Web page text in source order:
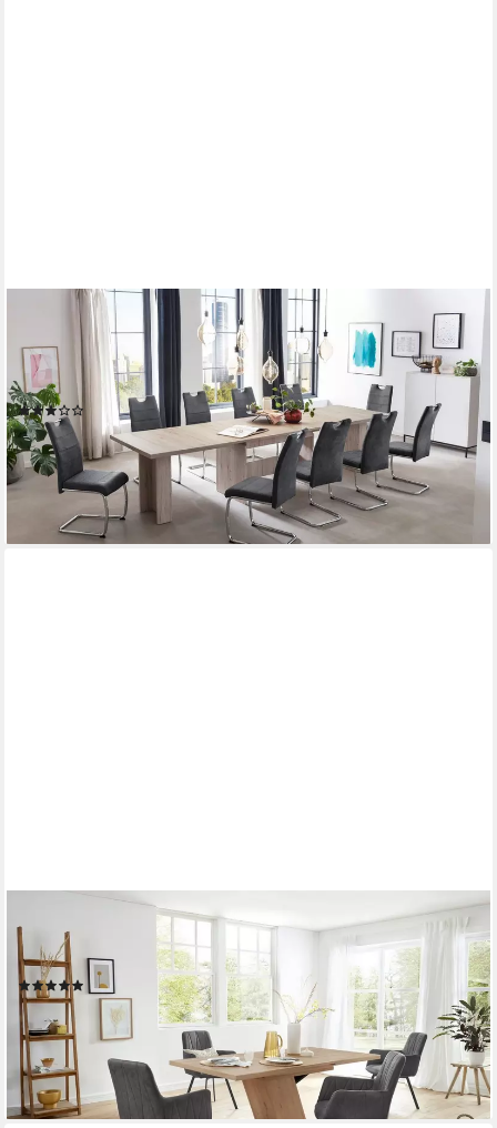
Essgruppe Lia, 11tlg. Sitzgruppe, Extra viel Platz, (Set, 11-tlg.,
11tlg.-Set, ausziehbar, Esstisch plus 10 Stühle), Ausziebar 160 -
300 cm
1.059,65 € UVP1.851,99 €
-43%
lieferbar - in 9-11 Werktagen bei dir
Essgruppe GESA, (5-tlg., 1 Tisch / 4 Stühle), Tischplatte
ausziehbar, Stuhl 360 Grad drehbar
(4)
692,54 € UVP1.119,99 €
-38%
lieferbar - in 9-11 Werktagen bei dir